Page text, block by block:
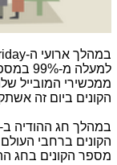
במהלך ארועי ה-
למעלה מ-99% במספר הקונים ברחבי העולם באמצעות
ממכשירי המובייל
הקונים ביום זה
הקונים ברחבי
מספר הקונים בחג